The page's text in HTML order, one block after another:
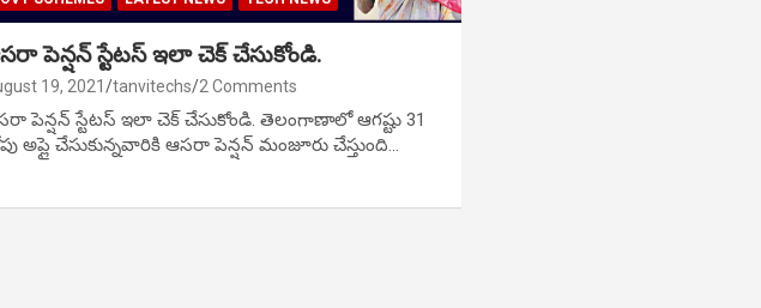
పెన్షన్ స్టేటస్ ఇలా చెక్ చేసుకోండి.
19, 2021 tanvitechs 2 Comments
పెన్షన్ స్టేటస్ ఇలా చెక్ చేసుకోండి. తెలంగాణాలో ఆగష్టు 31
అప్లై చేసుకున్నవారికి ఆసరా పెన్షన్ మంజూరు చేస్తుంది…